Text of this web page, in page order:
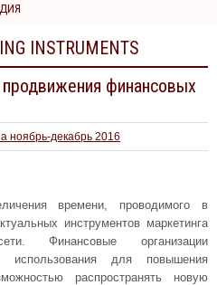
INSTRUMENTS
финансовых
ноябрь-декабрь 2016
времени, проводимого в
инструментов маркетинга
Финансовые организации
использования для повышения
распространять новую